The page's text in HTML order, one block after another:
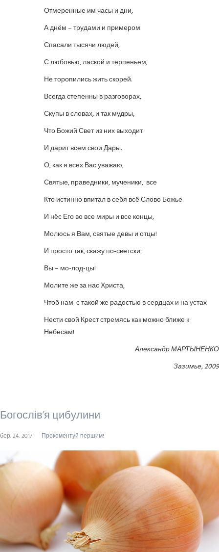
Отмеренные им часы и дни,
А днём – трудами и примером
Спасали тысячи людей,
С любовью, лаской и терпеньем,
Не торопились жить скорей.
Всегда степенны в разговорах,
Скупы в словах, и так мудры,
Что Божий Свет из них выходит
И дарит всем свои Дары.
О, как я всех Вас уважаю,
Святые, праведники, мученики, все
Кто истинно впитал в себя всё Слово Божье
И нёс Его во все миры и все концы,
Молюсь я Вам, святые девы и отцы!
И просто так, скажу по-светски:
Вы – мо-лод-цы!
Молите же за нас Христа,
Чтоб нам с такой же радостью в сердцах и на устах
Нести свой Крест стремясь как можно ближе к
Небесам!
Александр МАРТЫНЕНКО
Зазимье, 2009
Богослів’я цибулини
бер. 24, 2017 Прокоментуй першим!